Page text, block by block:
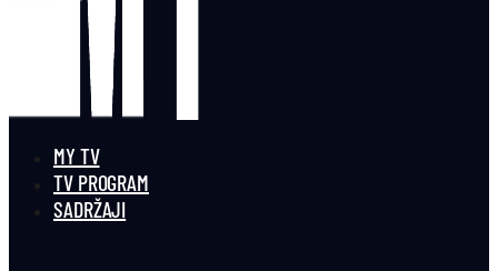
MY TV
TV PROGRAM
SADRŽAJI